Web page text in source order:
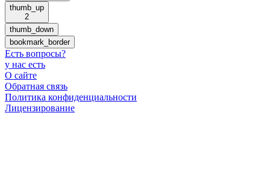
thumb_up
2
thumb_down
bookmark_border
Есть вопросы?
у нас есть
О сайте
Обратная связь
Политика конфиденциальности
Лицензирование